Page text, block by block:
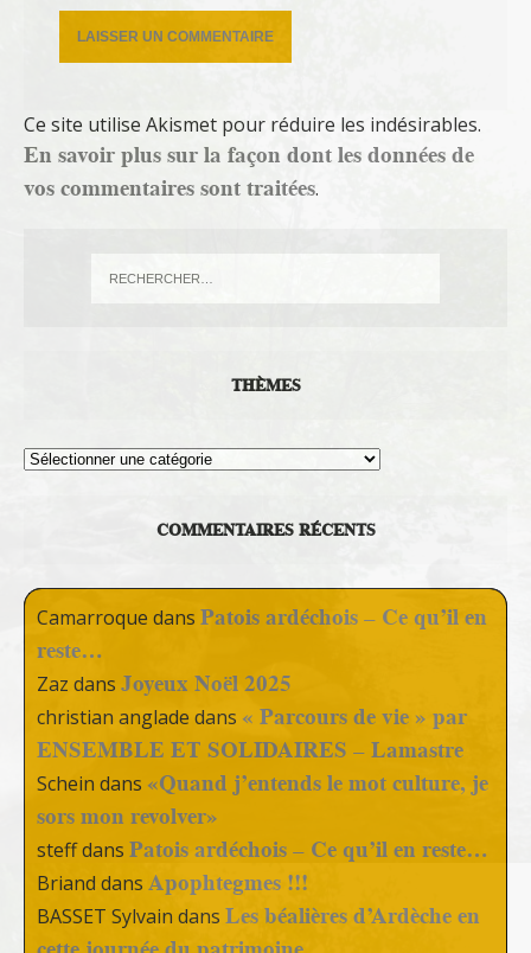
Ce site utilise Akismet pour réduire les indésirables.
En savoir plus sur la façon dont les données de
vos commentaires sont traitées.
THÈMES
Thèmes
COMMENTAIRES RÉCENTS
Camarroque dans Patois ardéchois – Ce qu’il en
reste…
Zaz dans Joyeux Noël 2025
christian anglade dans « Parcours de vie » par
ENSEMBLE ET SOLIDAIRES – Lamastre
Schein dans «Quand j’entends le mot culture, je
sors mon revolver»
steffdans Patois ardéchois – Ce qu’il en reste…
Briand dans Apophtegmes !!!
BASSET Sylvain dans Les béalières d’Ardèche en